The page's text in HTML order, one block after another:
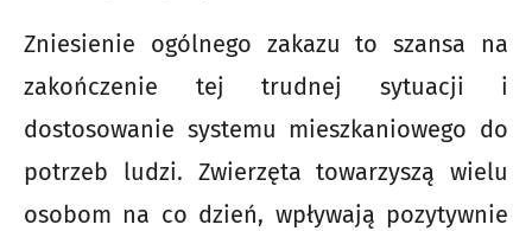
Zniesienie ogólnego zakazu to szansa na
zakończenie tej trudnej sytuacji i
dostosowanie systemu mieszkaniowego do
potrzeb ludzi. Zwierzęta towarzyszą wielu
osobom na co dzień, wpływają pozytywnie